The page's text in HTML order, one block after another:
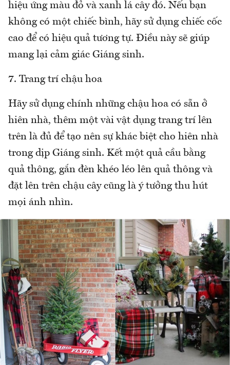
hiệu ứng màu đỏ và xanh lá cây đó. Nếu bạn
không có một chiếc bình, hãy sử dụng chiếc cốc
cao để có hiệu quả tương tự. Điều này sẽ giúp
mang lại cảm giác Giáng sinh.
7. Trang trí chậu hoa
Hãy sử dụng chính những chậu hoa có sẵn ở
hiên nhà, thêm một vài vật dụng trang trí lên
trên là đủ để tạo nên sự khác biệt cho hiên nhà
trong dịp Giáng sinh. Kết một quả cầu bằng
quả thông, gắn đèn khéo léo lên quả thông và
đặt lên trên chậu cây cũng là ý tưởng thu hút
mọi ánh nhìn.